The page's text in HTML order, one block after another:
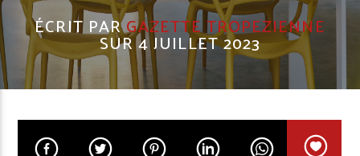
ÉCRIT PARGAZETTE TROPEZIENNE
SUR 4 JUILLET 2023